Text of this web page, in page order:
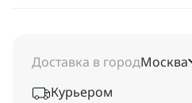
Доставка в городМосква
Курьером